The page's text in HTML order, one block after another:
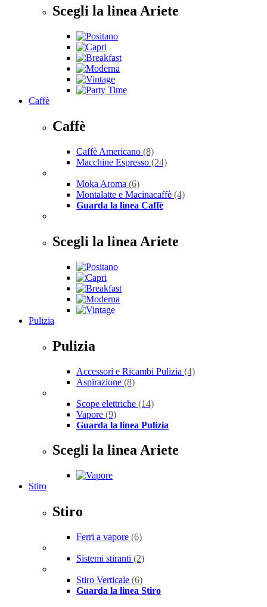
Scegli la linea Ariete
Caffè
Caffè
Caffè Americano (8)
Macchine Espresso (24)
Moka Aroma (6)
Montalatte e Macinacaffè (4)
Guarda la linea Caffè
Scegli la linea Ariete
Pulizia
Pulizia
Accessori e Ricambi Pulizia (4)
Aspirazione (8)
Scope elettriche (14)
Vapore (9)
Guarda la linea Pulizia
Scegli la linea Ariete
Stiro
Stiro
Ferri a vapore (6)
Sistemi stiranti (2)
Stiro Verticale (6)
Guarda la linea Stiro